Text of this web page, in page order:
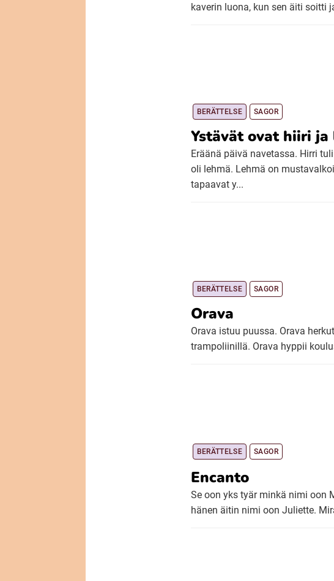
kaverin luona, kun sen äiti soitti
BERÄTTELSE SAGOR
Ystävät ovat hiiri ja
Eräänä päivä navetassa. Hirri
oli lehmä. Lehmä on
tapaavat y...
BERÄTTELSE SAGOR
Orava
Orava istuu puussa. Orava
trampoliinillä. Orava hyppii
BERÄTTELSE SAGOR
Encanto
Se oon yks tyär minkä nimi oon
hänen äitin nimi oon Juliette.